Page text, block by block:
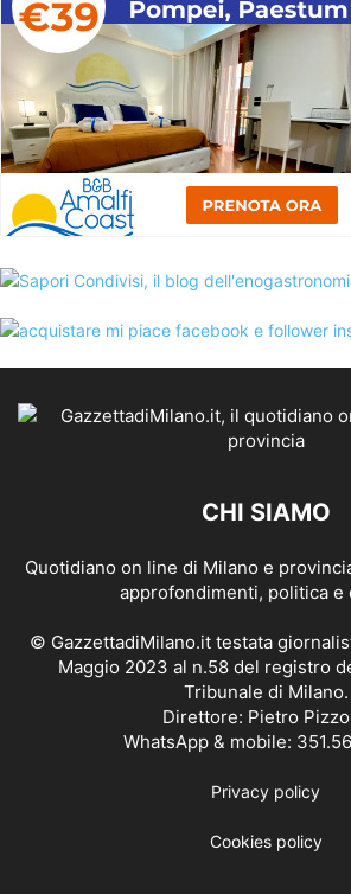
CHI SIAMO
Quotidiano on line di Milano e
approfondimenti, politica e
© GazzettadiMilano.it testata
Maggio 2023 al n.58 del registro
Tribunale di Milano.
Direttore: Pietro
WhatsApp & mobile:
Privacy policy
Cookies policy